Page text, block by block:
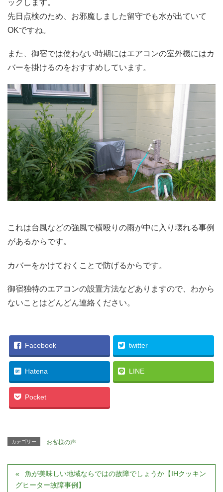
ックします。
先日点検のため、お邪魔しました留守でも水が出ていて
OKですね。
また、御宿では使わない時期にはエアコンの室外機にはカ
バーを掛けるのをおすすめしています。
これは台風などの強風で横殴りの雨が中に入り壊れる事例
があるからです。
カバーをかけておくことで防げるからです。
御宿独特のエアコンの設置方法などありますので、わから
ないことはどんどん連絡ください。
Facebook twitter
Hatena LINE
Pocket
カテゴリー お客様の声
魚が美味しい地域ならではの故障でしょうか【IHクッキン
グヒーター故障事例】